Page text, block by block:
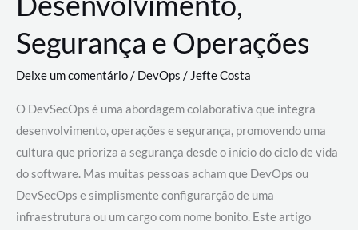
Segurança e Operações
Deixe um comentário/ DevOps /Jefte Costa
O DevSecOps é uma abordagem colaborativa que integra
desenvolvimento, operações e segurança, promovendo uma
cultura que prioriza a segurança desde o início do ciclo de vida
do software. Mas muitas pessoas acham que DevOps ou
DevSecOps e simplismente configurarção de uma
infraestrutura ou um cargo com nome bonito. Este artigo